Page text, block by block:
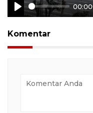
Play
00:00
Komentar